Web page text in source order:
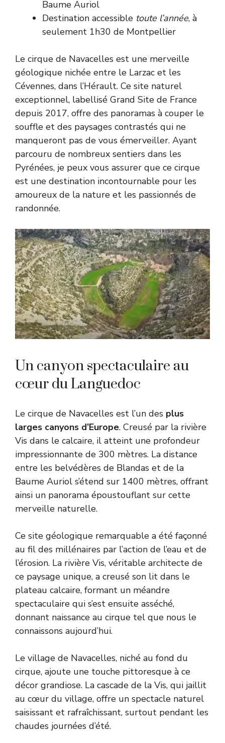
Baume Auriol
Destination accessible toute l’année, à
seulement 1h30 de Montpellier
Le cirque de Navacelles est une merveille
géologique nichée entre le Larzac et les
Cévennes, dans l’Hérault. Ce site naturel
exceptionnel, labellisé Grand Site de France
depuis 2017, offre des panoramas à couper le
souffle et des paysages contrastés qui ne
manqueront pas de vous émerveiller. Ayant
parcouru de nombreux sentiers dans les
Pyrénées, je peux vous assurer que ce cirque
est une destination incontournable pour les
amoureux de la nature et les passionnés de
randonnée.
Un canyon spectaculaire au
cœur du Languedoc
Le cirque de Navacelles est l’un des plus
larges canyons d’Europe. Creusé par la rivière
Vis dans le calcaire, il atteint une profondeur
impressionnante de 300 mètres. La distance
entre les belvédères de Blandas et de la
Baume Auriol s’étend sur 1400 mètres, offrant
ainsi un panorama époustouflant sur cette
merveille naturelle.
Ce site géologique remarquable a été façonné
au fil des millénaires par l’action de l’eau et de
l’érosion. La rivière Vis, véritable architecte de
ce paysage unique, a creusé son lit dans le
plateau calcaire, formant un méandre
spectaculaire qui s’est ensuite asséché,
donnant naissance au cirque tel que nous le
connaissons aujourd’hui.
Le village de Navacelles, niché au fond du
cirque, ajoute une touche pittoresque à ce
décor grandiose. La cascade de la Vis, qui jaillit
au cœur du village, offre un spectacle naturel
saisissant et rafraîchissant, surtout pendant les
chaudes journées d’été.